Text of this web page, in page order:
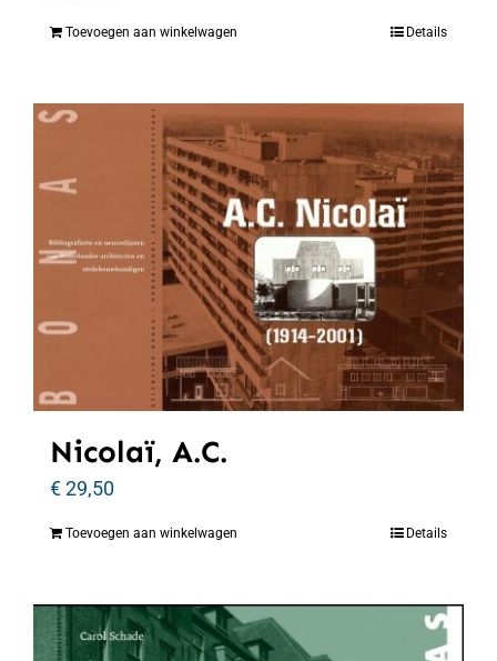
Toevoegen aan winkelwagen Details
Nicolaï, A.C.
€29,50
Toevoegen aan winkelwagen Details